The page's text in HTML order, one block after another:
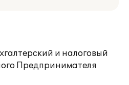
и налоговый
Предпринимателя